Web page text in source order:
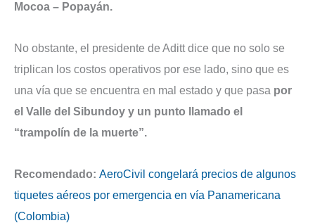
Mocoa – Popayán.
No obstante, el presidente de Aditt dice que no solo se
triplican los costos operativos por ese lado, sino que es
una vía que se encuentra en mal estado y que pasa por
el Valle del Sibundoy y un punto llamado el
“trampolín de la muerte”.
Recomendado: AeroCivil congelará precios de algunos
tiquetes aéreos por emergencia en vía Panamericana
(Colombia)